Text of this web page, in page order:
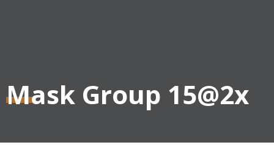
Mask Group 15@2x